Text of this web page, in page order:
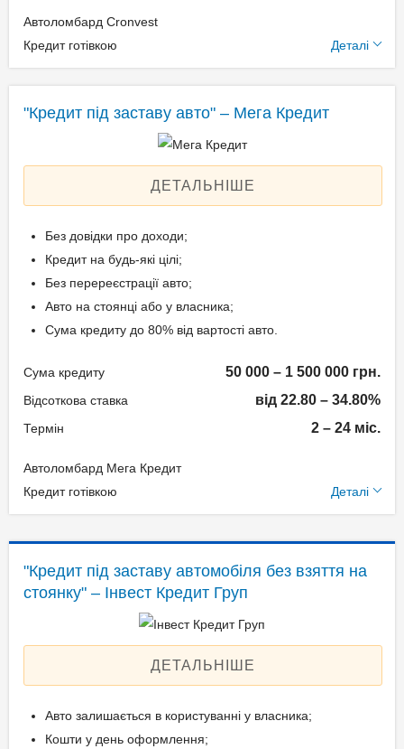
Автоломбард Cronvest
Кредит готівкою
Деталі
Щомісячна комісія: 0.00%
Застава: Автотранспорт
Aннуітет
Спосіб погашення:
Способи погашення
На розрахунковий
Паспорт громадянина
України;
Технічний паспорт на
авто;
Ідентифікаційний номер.
"Кредит під заставу авто" – Мега Кредит
ДЕТАЛЬНІШЕ
Без довідки про доходи;
Кредит на будь-які цілі;
Без перереєстрації авто;
Авто на стоянці або у власника;
Сума кредиту до 80% від вартості авто.
Сума кредиту 50 000 – 1 500 000 грн.
Відсоткова ставка від 22.80 – 34.80%
Термін 2 – 24 міс.
Автоломбард Мега Кредит
Кредит готівкою
Деталі
Спосіб погашення:
Aннуітет
Спосіб погашення:
Класичний
Дострокове погашення:
Без страхування
"Кредит під заставу автомобіля без взяття на
стоянку" – Інвест Кредит Груп
ДЕТАЛЬНІШЕ
Авто залишається в користуванні у власника;
Кошти у день оформлення;